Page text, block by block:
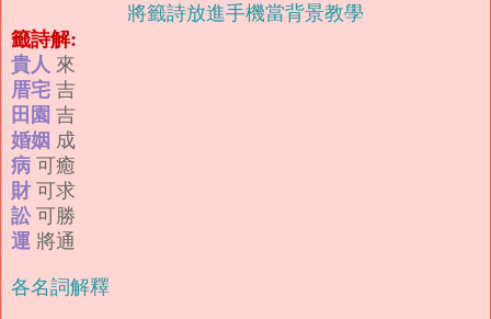
將籤詩放進手機當背景教學
籤詩解:
貴人 來
厝宅 吉
田園 吉
婚姻 成
病 可癒
財可求
訟 可勝
運 將通
各名詞解釋